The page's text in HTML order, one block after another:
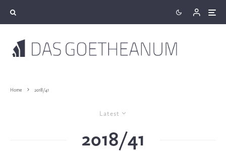
Home 2018/41
Latest
2018/41